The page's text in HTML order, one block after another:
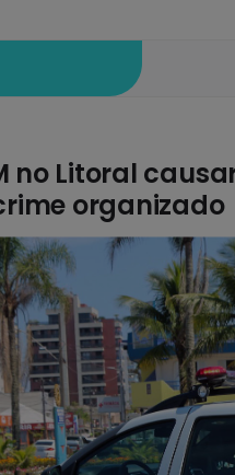
no Litoral
organizado